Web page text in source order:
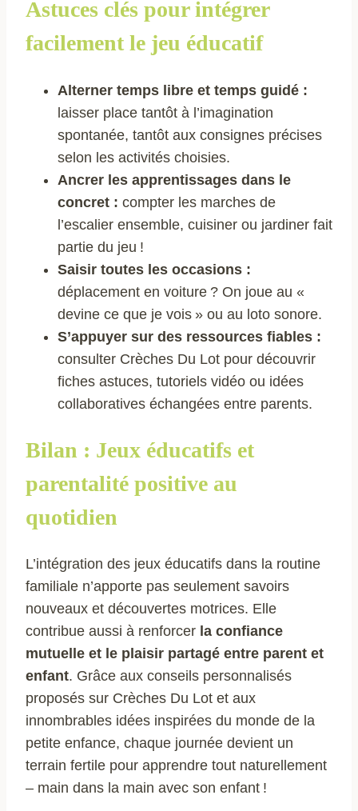
Astuces clés pour intégrer
facilement le jeu éducatif
Alterner temps libre et temps guidé :
laisser place tantôt à l’imagination
spontanée, tantôt aux consignes précises
selon les activités choisies.
Ancrer les apprentissages dans le
concret : compter les marches de
l’escalier ensemble, cuisiner ou jardiner fait
partie du jeu !
Saisir toutes les occasions :
déplacement en voiture ? On joue au «
devine ce que je vois » ou au loto sonore.
S’appuyer sur des ressources fiables :
consulter Crèches Du Lot pour découvrir
fiches astuces, tutoriels vidéo ou idées
collaboratives échangées entre parents.
Bilan : Jeux éducatifs et
parentalité positive au
quotidien
L’intégration des jeux éducatifs dans la routine
familiale n’apporte pas seulement savoirs
nouveaux et découvertes motrices. Elle
contribue aussi à renforcer la confiance
mutuelle et le plaisir partagé entre parent et
enfant. Grâce aux conseils personnalisés
proposés sur Crèches Du Lot et aux
innombrables idées inspirées du monde de la
petite enfance, chaque journée devient un
terrain fertile pour apprendre tout naturellement
– main dans la main avec son enfant !